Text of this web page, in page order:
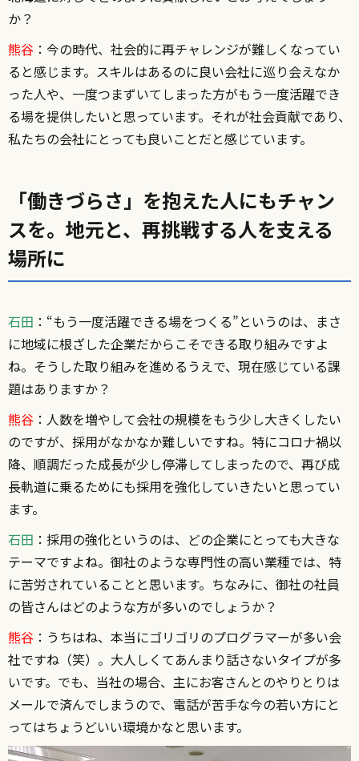
か？
熊谷 ：今の時代、社会的に再チャレンジが難しくなってい
ると感じます。スキルはあるのに良い会社に巡り会えなか
った人や、一度つまずいてしまった方がもう一度活躍でき
る場を提供したいと思っています。それが社会貢献であり、
私たちの会社にとっても良いことだと感じています。
「働きづらさ」を抱えた人にもチャン
スを。地元と、再挑戦する人を支える
場所に
石田 ：“もう一度活躍できる場をつくる”というのは、まさ
に地域に根ざした企業だからこそできる取り組みですよ
ね。そうした取り組みを進めるうえで、現在感じている課
題はありますか？
熊谷 ：人数を増やして会社の規模をもう少し大きくしたい
のですが、採用がなかなか難しいですね。特にコロナ禍以
降、順調だった成長が少し停滞してしまったので、再び成
長軌道に乗るためにも採用を強化していきたいと思ってい
ます。
石田 ：採用の強化というのは、どの企業にとっても大きな
テーマですよね。御社のような専門性の高い業種では、特
に苦労されていることと思います。ちなみに、御社の社員
の皆さんはどのような方が多いのでしょうか？
熊谷 ：うちはね、本当にゴリゴリのプログラマーが多い会
社ですね（笑）。大人しくてあんまり話さないタイプが多
いです。でも、当社の場合、主にお客さんとのやりとりは
メールで済んでしまうので、電話が苦手な今の若い方にと
ってはちょうどいい環境かなと思います。